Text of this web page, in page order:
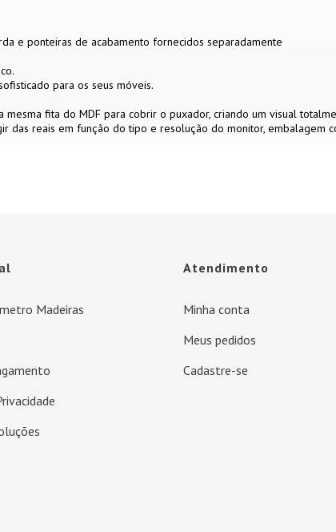
e ponteiras de acabamento fornecidos separadamente
para os seus móveis.
fita do MDF para cobrir o puxador, criando um visual
das reais em função do tipo e resolução do monitor, embalagem
Madeiras
Atendimento
Minha conta
Meus pedidos
Cadastre-se